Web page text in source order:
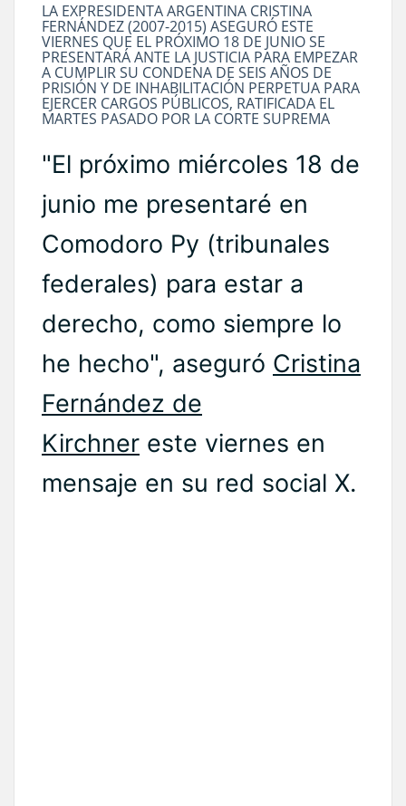
LA EXPRESIDENTA ARGENTINA CRISTINA
FERNÁNDEZ (2007-2015) ASEGURÓ ESTE
VIERNES QUE EL PRÓXIMO 18 DE JUNIO SE
PRESENTARÁ ANTE LA JUSTICIA PARA EMPEZAR
A CUMPLIR SU CONDENA DE SEIS AÑOS DE
PRISIÓN Y DE INHABILITACIÓN PERPETUA PARA
EJERCER CARGOS PÚBLICOS, RATIFICADA EL
MARTES PASADO POR LA CORTE SUPREMA
"El próximo miércoles 18 de
junio me presentaré en
Comodoro Py (tribunales
federales) para estar a
derecho, como siempre lo
he hecho", aseguró Cristina
Fernández de
Kirchner este viernes en
mensaje en su red social X.